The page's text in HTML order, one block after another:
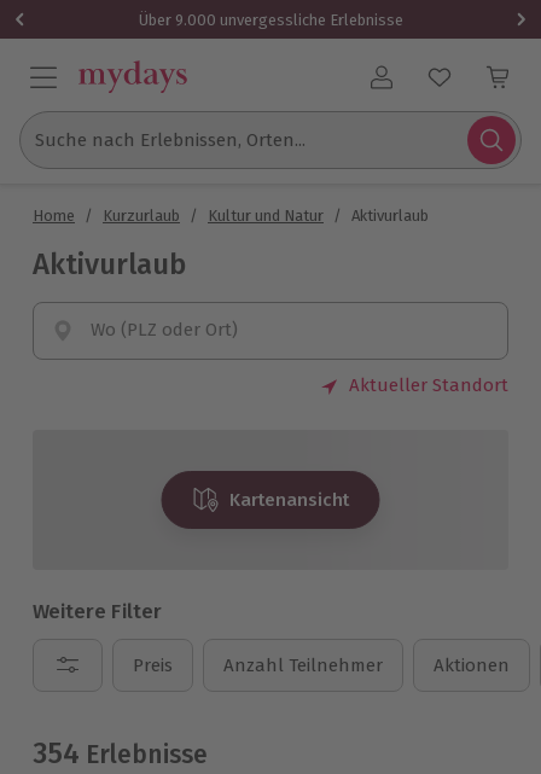
Über 9.000 unvergessliche Erlebnisse
Benutzerkonto
Suche nach Erlebnissen, Orten...
Home / Kurzurlaub / Kultur und Natur / Aktivurlaub
Aktivurlaub
Wo (PLZ oder Ort)
Aktueller Standort
Kartenansicht
Weitere Filter
Preis Anzahl Teilnehmer Aktionen
354 Erlebnisse